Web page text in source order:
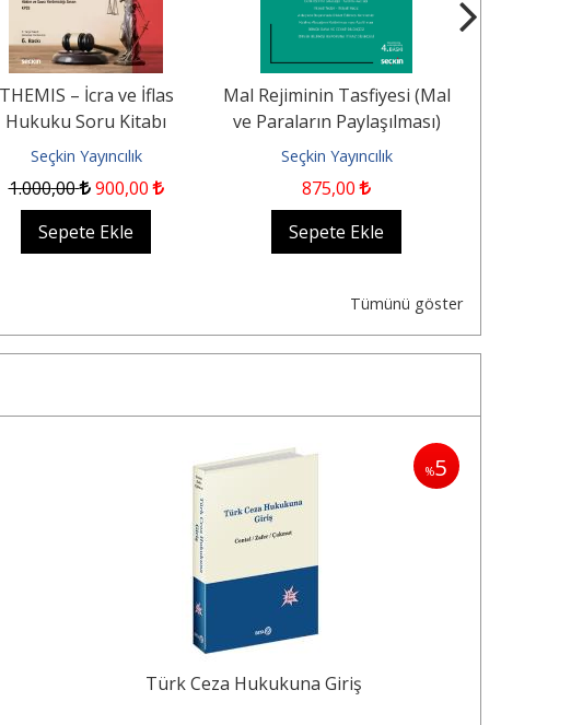
THEMIS – İcra ve İflas
Hukuku Soru Kitabı
Seçkin Yayıncılık
1.000,00 900,00
Sepete Ekle
Mal Rejiminin Tasfiyesi (Mal
ve Paraların Paylaşılması)
Seçkin Yayıncılık
875,00
Sepete Ekle
Tümünü göster
%5
Türk Ceza Hukukuna Giriş